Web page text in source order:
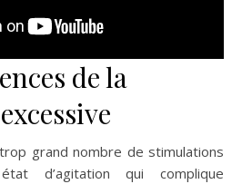
de la
grand nombre de stimulations
d’agitation qui complique